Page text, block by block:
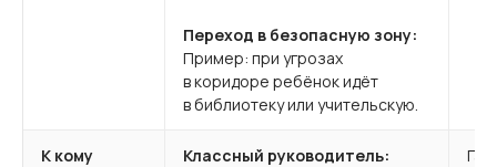
Переход в безопасную зону:
Пример: при угрозах
в коридоре ребёнок идёт
в библиотеку или учительскую.
К кому
Классный руководитель: